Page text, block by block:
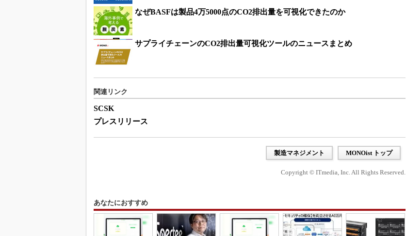
なぜBASFは製品4万5000点のCO2排出量を可視化できたのか
サプライチェーンのCO2排出量可視化ツールのニュースまとめ
関連リンク
SCSK
プレスリリース
製造マネジメント MONOist トップ
Copyright © ITmedia, Inc. All Rights Reserved.
あなたにおすすめ